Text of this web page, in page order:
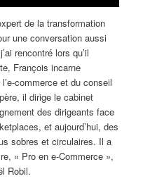
de la transformation
une conversation aussi
rencontré lors qu’il
François incarne
commerce et du conseil
il dirige le cabinet
des dirigeants face
et aujourd’hui, des
sobres et circulaires. Il a
« Pro en e-Commerce »,
Robil.